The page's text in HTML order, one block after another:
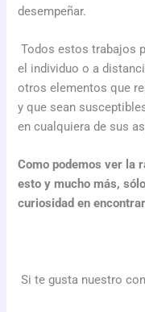
desempeñar.
Todos estos trabajos
el individuo o a
otros elementos que
y que sean
en cualquiera de sus
Como podemos ver la
esto y mucho más,
curiosidad en
Si te gusta nuestro